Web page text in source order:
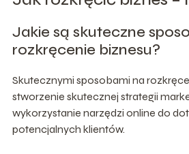
Jakie są skuteczne
rozkręcenie biznesu?
Skutecznymi sposobami na
stworzenie skutecznej strategii
wykorzystanie narzędzi online do
potencjalnych klientów.